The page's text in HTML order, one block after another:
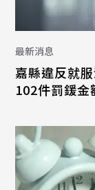
最新消息
嘉縣違反就
102件罰鍰金